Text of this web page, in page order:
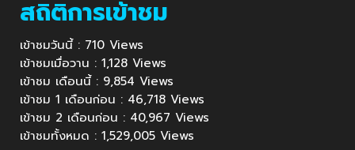
สถิติการเข้าชม
เข้าชมวันนี้ : 710 Views
เข้าชมเมื่อวาน : 1,128 Views
เข้าชม เดือนนี้ : 9,854 Views
เข้าชม 1 เดือนก่อน : 46,718 Views
เข้าชม 2 เดือนก่อน : 40,967 Views
เข้าชมทั้งหมด : 1,529,005 Views